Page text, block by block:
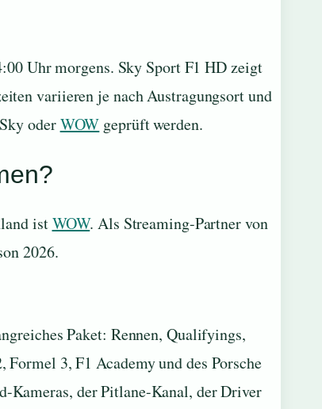
Uhr morgens. Sky Sport F1 HD zeigt
variieren je nach Austragungsort und
oderWOW geprüft werden.
istWOW. Als Streaming-Partner von
2026.
Paket: Rennen, Qualifyings,
3, F1 Academy und des Porsche
Kameras, der Pitlane-Kanal, der Driver